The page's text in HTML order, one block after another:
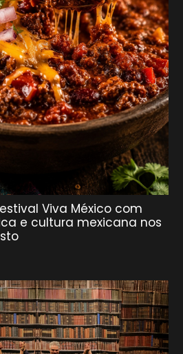
Viva México com
e cultura mexicana nos